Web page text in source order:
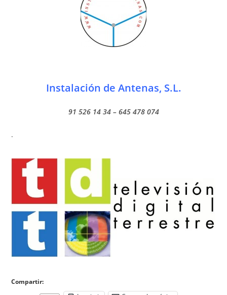
Instalación de Antenas, S.L.
91 526 14 34 – 645 478 074
.
Compartir: